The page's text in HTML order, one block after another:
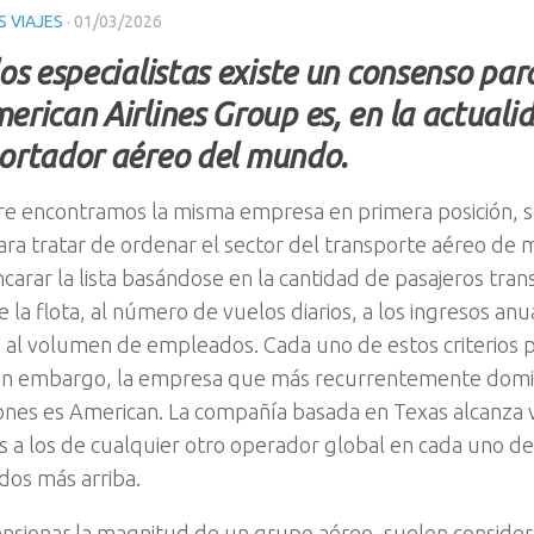
VIAJES · 01/03/2026
especialistas existe un consenso
Airlines Group es, en la
aéreo del mundo.
encontramos la misma empresa en primera posición,
tratar de ordenar el sector del transporte aéreo de
la lista basándose en la cantidad de pasajeros
la flota, al número de vuelos diarios, a los ingresos
al volumen de empleados. Cada uno de estos criterios
embargo, la empresa que más recurrentemente
es American. La compañía basada en Texas alcanza
a los de cualquier otro operador global en cada uno
más arriba.